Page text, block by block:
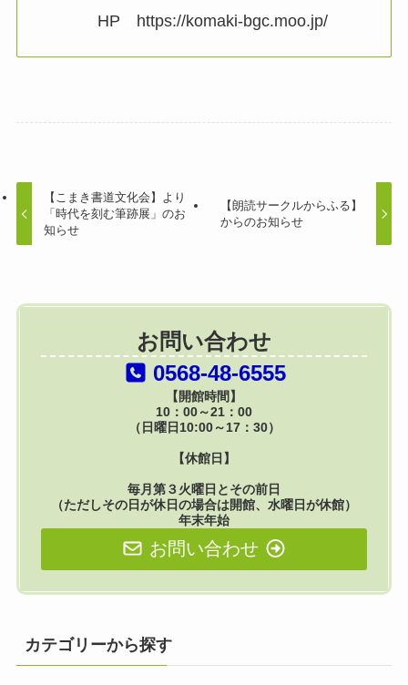
HP https://komaki-bgc.moo.jp/
【こまき書道文化会】より
「時代を刻む筆跡展」のお
知らせ
【朗読サークルからふる】
からのお知らせ
お問い合わせ
0568-48-6555
【開館時間】
10：00～21：00
（日曜日10:00～17：30）
【休館日】
毎月第３火曜日とその前日
（ただしその日が休日の場合は開館、水曜日が休館）
年末年始
お問い合わせ
カテゴリーから探す